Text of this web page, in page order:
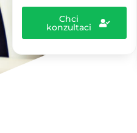
Chci
konzultaci